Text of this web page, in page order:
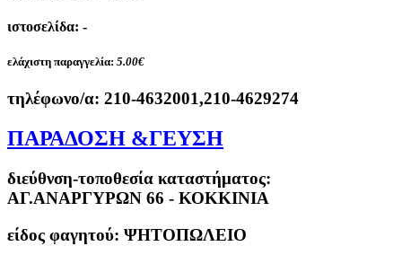
ιστοσελίδα: -
ελάχιστη παραγγελία: 5.00€
τηλέφωνο/α: 210-4632001,210-4629274
ΠΑΡΑΔΟΣΗ &ΓΕΥΣΗ
διεύθνση-τοποθεσία καταστήματος:
ΑΓ.ΑΝΑΡΓΥΡΩΝ 66 - ΚΟΚΚΙΝΙΑ
είδος φαγητού: ΨΗΤΟΠΩΛΕΙΟ